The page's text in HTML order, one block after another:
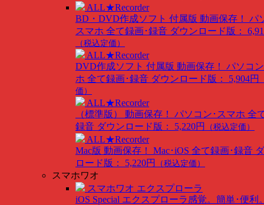
ALL★Recorder
BD・DVD作成ソフト 付属版 動画保存！ パ
スマホ 全て録画･録音 ダウンロード版：
（税込定価）
ALL★Recorder
DVD作成ソフト 付属版 動画保存！ パソコ
ホ 全て録画･録音 ダウンロード版： 5,904円
価）
ALL★Recorder
（標準版） 動画保存！ パソコン･スマホ 全
録音 ダウンロード版： 5,220円 （税込定価）
ALL★Recorder
Mac版 動画保存！ Mac･iOS 全て録画･録音
ロード版： 5,220円
（税込定価）
スマホワオ
スマホワオ エクスプローラ
iOS Special エクスプローラ感覚。簡単･便利